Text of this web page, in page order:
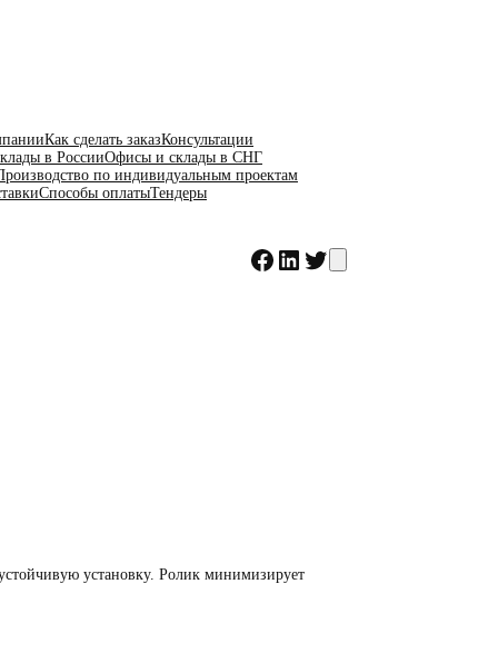
Как сделать заказКонсультации
в РоссииОфисы и склады в СНГ
по индивидуальным проектам
Способы оплатыТендеры
Facebook
LinkedIn
Twitter
установку. Ролик минимизирует